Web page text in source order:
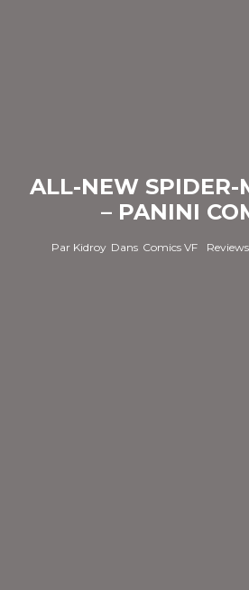
ALL-NEW
– PANINI
Par Kidroy Dans Comics VF